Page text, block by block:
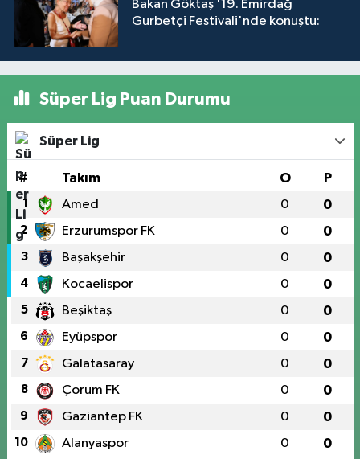
Bakan Göktaş '19. Emirdağ
Gurbetçi Festivali'nde konuştu:
Süper Lig Puan Durumu
Süper Lig
# Takım O P
1 Amed 0 0
2 Erzurumspor FK 0 0
3 Başakşehir 0 0
4 Kocaelispor 0 0
5 Beşiktaş 0 0
6 Eyüpspor 0 0
7 Galatasaray 0 0
8 Çorum FK 0 0
9 Gaziantep FK 0 0
10 Alanyaspor 0 0